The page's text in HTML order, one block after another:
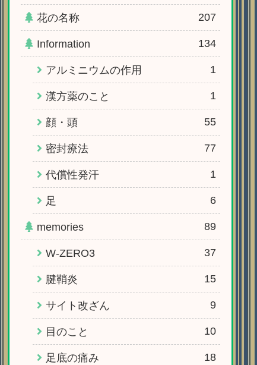
花の名称 207
Information 134
アルミニウムの作用 1
漢方薬のこと 1
顔・頭 55
密封療法 77
代償性発汗 1
足 6
memories 89
W-ZERO3 37
腱鞘炎 15
サイト改ざん 9
目のこと 10
足底の痛み 18